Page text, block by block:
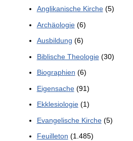
Anglikanische Kirche(5)
Archäologie(6)
Ausbildung (6)
Biblische Theologie(30)
Biographien (6)
Eigensache(91)
Ekklesiologie(1)
Evangelische Kirche(5)
Feuilleton (1.485)